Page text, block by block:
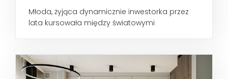
Młoda, żyjąca dynamicznie inwestorka przez
lata kursowała między światowymi